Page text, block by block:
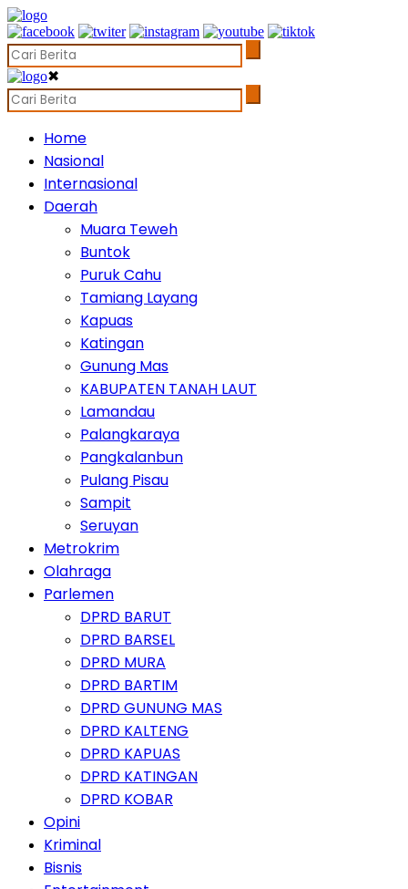
✖
Home
Nasional
Internasional
Daerah
Muara Teweh
Buntok
Puruk Cahu
Tamiang Layang
Kapuas
Katingan
Gunung Mas
KABUPATEN TANAH LAUT
Lamandau
Palangkaraya
Pangkalanbun
Pulang Pisau
Sampit
Seruyan
Metrokrim
Olahraga
Parlemen
DPRD BARUT
DPRD BARSEL
DPRD MURA
DPRD BARTIM
DPRD GUNUNG MAS
DPRD KALTENG
DPRD KAPUAS
DPRD KATINGAN
DPRD KOBAR
Opini
Kriminal
Bisnis